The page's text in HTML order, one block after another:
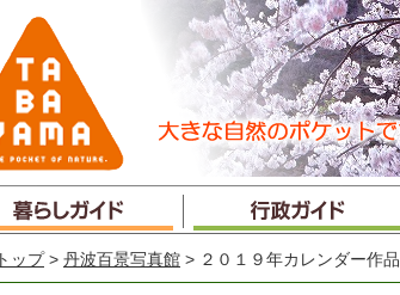
トップ > 丹波百景写真館 > ２０１９年カレンダー作品